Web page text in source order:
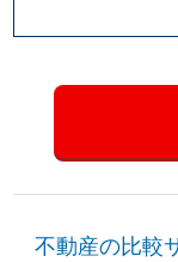
不動産の比較